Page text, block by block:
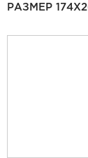
РАЗМЕР